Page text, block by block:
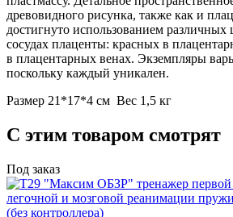
древовидного рисунка, также как и
достигнуто использованием различных
сосудах плаценты: красных в
в плацентарных венах. Экземпляры
поскольку каждый уникален.
Размер 21*17*4 см Вес 1,5 кг
С этим товаром смотрят
Под заказ